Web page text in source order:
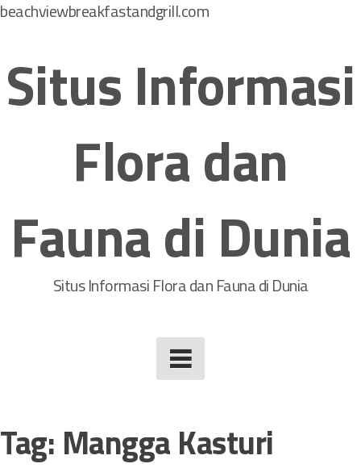
beachviewbreakfastandgrill.com
Situs Informasi
Flora dan
Fauna di Dunia
Situs Informasi Flora dan Fauna di Dunia
Tag: Mangga Kasturi